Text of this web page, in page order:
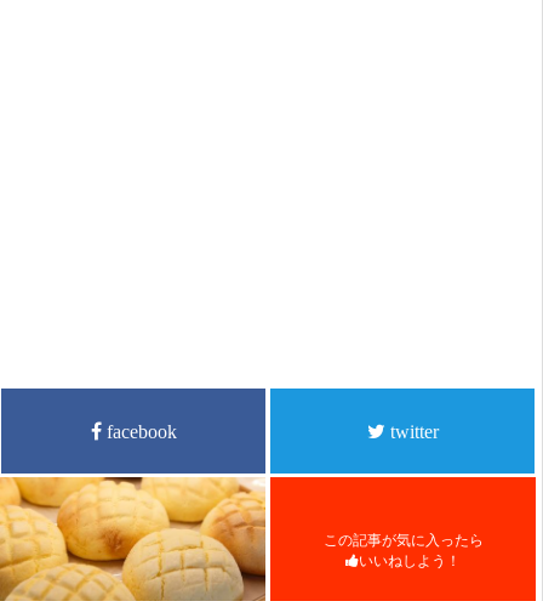
facebook twitter
この記事が気に入ったら
いいねしよう！